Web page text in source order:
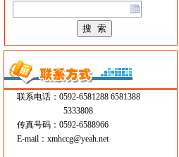
联系电话：0592-6581288 6581388
5333808
传真号码：0592-6588966
E-mail： xmhccg@yeah.net